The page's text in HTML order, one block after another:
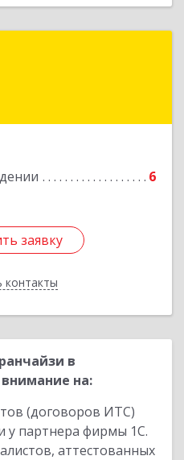
6
заявку
контакты
Чехов м.о., Столбовая
заявку
в
на:
(договоров ИТС)
у партнера фирмы 1С.
аттестованных